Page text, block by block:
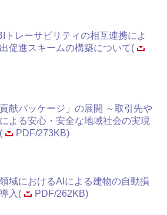
トレーサビリティの相互連携によ
促進スキームの構築について(
献パッケージ」の展開 ～取引先や
よる安心・安全な地域社会の実現
PDF/273KB)
域におけるAIによる建物の自動損
入(
PDF/262KB)